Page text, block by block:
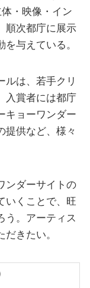
・映像・イン
順次都庁に展示
与えている。
ルは、若手クリ
入賞者には都庁
キョーワンダー
提供など、様々
ンダーサイトの
いくことで、旺
う。アーティス
きたい。